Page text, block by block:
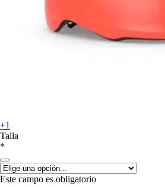
+1
Talla
*
Este campo es obligatorio